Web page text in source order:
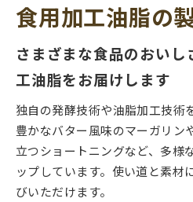
食用加工油脂の
さまざまな食品のおいし
工油脂をお届けします
独自の発酵技術や油脂加工技術
豊かなバター風味のマーガリン
立つショートニングなど、多様
ップしています。使い道と素材
びいただけます。